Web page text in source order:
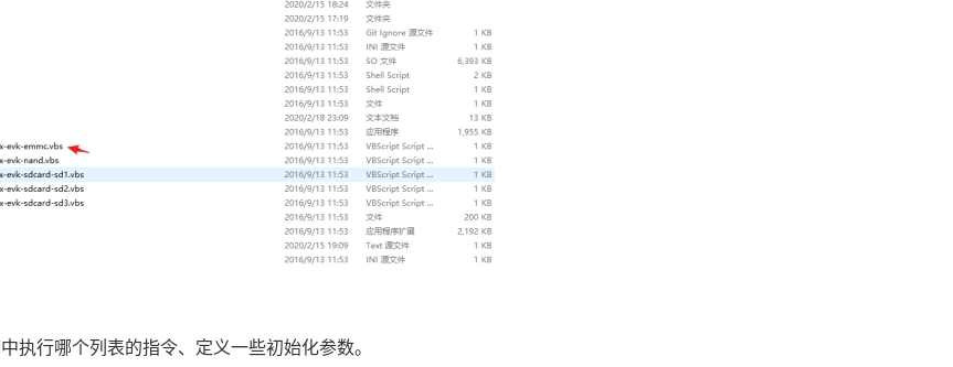
执行哪个列表的指令、定义一些初始化参数。